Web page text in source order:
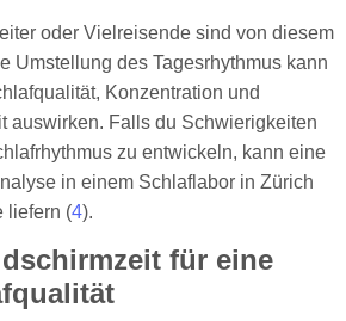
oder Vielreisende sind von diesem
Umstellung des Tagesrhythmus kann
Konzentration und
auswirken. Falls du Schwierigkeiten
zu entwickeln, kann eine
in einem Schlaflabor in Zürich
liefern (4).
für eine